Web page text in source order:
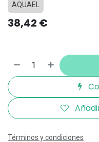
AQUAEL
38,42 €
Términos y condiciones